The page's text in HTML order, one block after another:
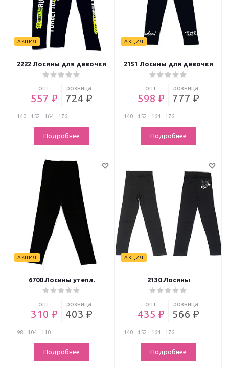
АКЦИЯ
2222 Лосины для девочки
опт
557 ₽
розница
724 ₽
140 152 164 176
Подробнее
АКЦИЯ
2151 Лосины для девочки
опт
598 ₽
розница
777 ₽
140 152 164 176
Подробнее
АКЦИЯ
6700 Лосины утепл.
опт
310 ₽
розница
403 ₽
98 104 110
Подробнее
АКЦИЯ
2130 Лосины
опт
435 ₽
розница
566 ₽
140 152 164 176
Подробнее